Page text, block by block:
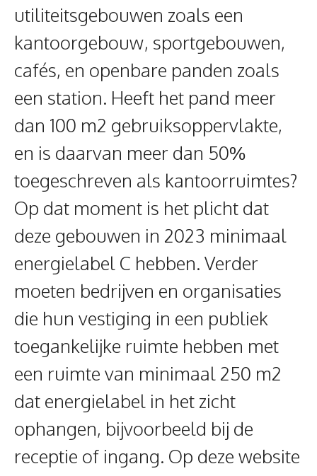
utiliteitsgebouwen zoals een
kantoorgebouw, sportgebouwen,
cafés, en openbare panden zoals
een station. Heeft het pand meer
dan 100 m2 gebruiksoppervlakte,
en is daarvan meer dan 50%
toegeschreven als kantoorruimtes?
Op dat moment is het plicht dat
deze gebouwen in 2023 minimaal
energielabel C hebben. Verder
moeten bedrijven en organisaties
die hun vestiging in een publiek
toegankelijke ruimte hebben met
een ruimte van minimaal 250 m2
dat energielabel in het zicht
ophangen, bijvoorbeeld bij de
receptie of ingang. Op deze website